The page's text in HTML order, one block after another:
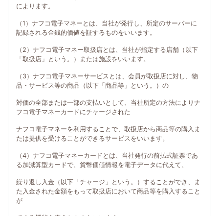
によります。
（1）ナフコ電子マネーとは、当社が発行し、所定のサーバーに
記録される金銭的価値を証するものをいいます。
（2）ナフコ電子マネー取扱店とは、当社が指定する店舗（以下
「取扱店」という。）または施設をいいます。
（3）ナフコ電子マネーサービスとは、会員が取扱店に対し、物
品・サービス等の商品（以下「商品等」という。）の
対価の全部または一部の支払いとして、当社所定の方法によりナ
フコ電子マネーカードにチャージされた
ナフコ電子マネーを利用することで、取扱店から商品等の購入ま
たは提供を受けることができるサービスをいいます。
（4）ナフコ電子マネーカードとは、当社発行の前払式証票であ
る加減算型カードで、貨幣価値情報を電子データに代えて、
繰り返し入金（以下「チャージ」という。）することができ、ま
た入金された金額をもって取扱店において商品等を購入すること
が